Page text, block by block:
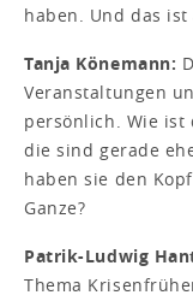
haben. Und das
Tanja Könemann:
Veranstaltungen
persönlich. Wie ist
die sind gerade
haben sie den
Ganze?
Patrik-Ludwig
Thema